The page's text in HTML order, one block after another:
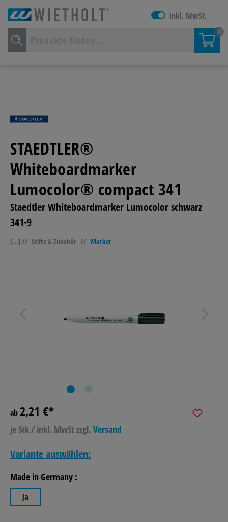
inkl. MwSt.
0
STAEDTLER®
Whiteboardmarker
Lumocolor® compact 341
Staedtler Whiteboardmarker Lumocolor schwarz
341-9
[...] // Stifte & Zubehör // Marker
ab 2,21 €*
je Stk / inkl. MwStzzgl. Versand
Variante auswählen:
Made in Germany :
Ja